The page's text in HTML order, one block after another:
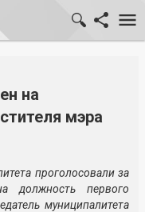
на
мэра
проголосовали за
должность первого
муниципалитета